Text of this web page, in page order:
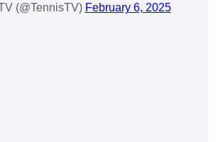
(@TennisTV) February 6, 2025